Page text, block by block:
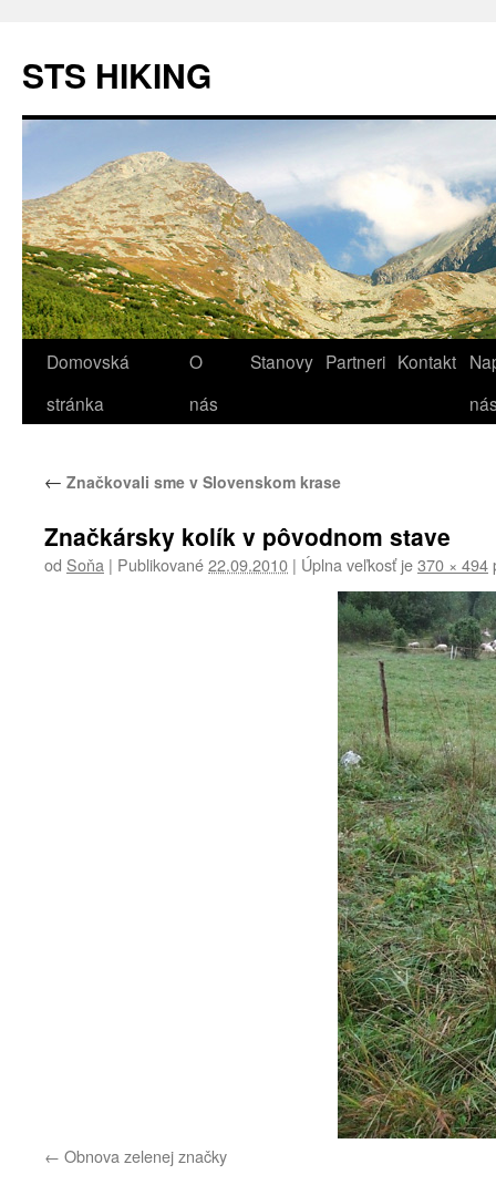
STS HIKING
Preskočiť
na
Domovská
stránka
O
nás
Stanovy Partneri Kontakt
← Značkovali sme v Slovenskom krase
Značkársky kolík v pôvodnom stave
od Soňa | Publikované22.09.2010 | Úplna veľkosť je370 × 494
Obnova zelenej značky